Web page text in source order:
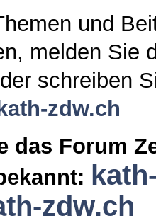
und
melden Sie
schreiben
zdw.ch
das Forum
zdw.ch